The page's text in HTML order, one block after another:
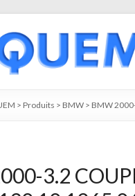
> Produits > BMW > BMW
3.2